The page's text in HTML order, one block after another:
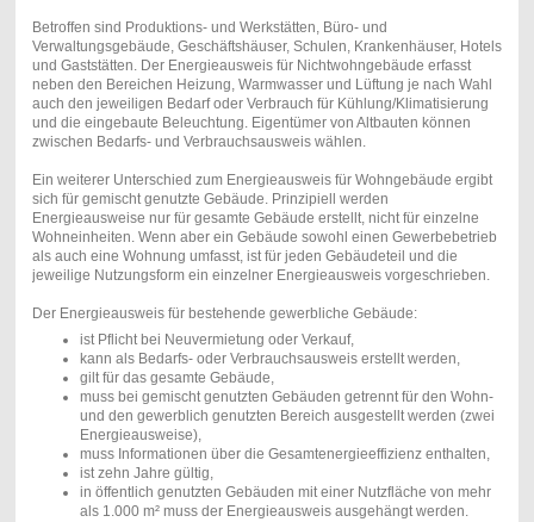
Betroffen sind Produktions- und Werkstätten, Büro- und
Verwaltungsgebäude, Geschäftshäuser, Schulen, Krankenhäuser, Hotels
und Gaststätten. Der Energieausweis für Nichtwohngebäude erfasst
neben den Bereichen Heizung, Warmwasser und Lüftung je nach Wahl
auch den jeweiligen Bedarf oder Verbrauch für Kühlung/Klimatisierung
und die eingebaute Beleuchtung. Eigentümer von Altbauten können
zwischen Bedarfs- und Verbrauchsausweis wählen.
Ein weiterer Unterschied zum Energieausweis für Wohngebäude ergibt
sich für gemischt genutzte Gebäude. Prinzipiell werden
Energieausweise nur für gesamte Gebäude erstellt, nicht für einzelne
Wohneinheiten. Wenn aber ein Gebäude sowohl einen Gewerbebetrieb
als auch eine Wohnung umfasst, ist für jeden Gebäudeteil und die
jeweilige Nutzungsform ein einzelner Energieausweis vorgeschrieben.
Der Energieausweis für bestehende gewerbliche Gebäude:
ist Pflicht bei Neuvermietung oder Verkauf,
kann als Bedarfs- oder Verbrauchsausweis erstellt werden,
gilt für das gesamte Gebäude,
muss bei gemischt genutzten Gebäuden getrennt für den Wohn-
und den gewerblich genutzten Bereich ausgestellt werden (zwei
Energieausweise),
muss Informationen über die Gesamtenergieeffizienz enthalten,
ist zehn Jahre gültig,
in öffentlich genutzten Gebäuden mit einer Nutzfläche von mehr
als 1.000 m² muss der Energieausweis ausgehängt werden.